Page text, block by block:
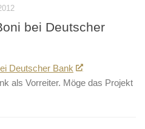
bei Deutscher
Deutscher Bank
als Vorreiter. Möge das Projekt